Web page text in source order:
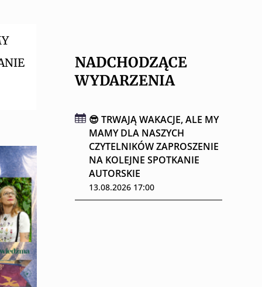
NADCHODZĄCE
WYDARZENIA
😎 TRWAJĄ WAKACJE, ALE MY
MAMY DLA NASZYCH
CZYTELNIKÓW ZAPROSZENIE
NA KOLEJNE SPOTKANIE
AUTORSKIE
13.08.2026 17:00